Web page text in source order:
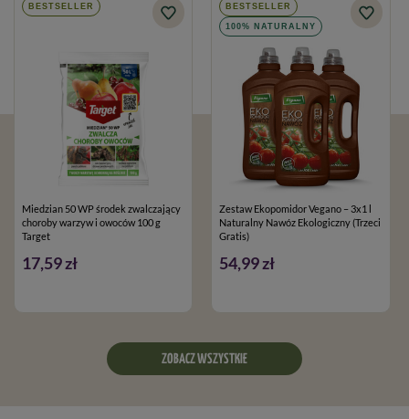
BESTSELLER
Miedzian 50 WP środek zwalczający
choroby warzyw i owoców 100 g
Target
17,59 zł
BESTSELLER
100% NATURALNY
Zestaw Ekopomidor Vegano – 3x1 l
Naturalny Nawóz Ekologiczny (Trzeci
Gratis)
54,99 zł
ZOBACZ WSZYSTKIE